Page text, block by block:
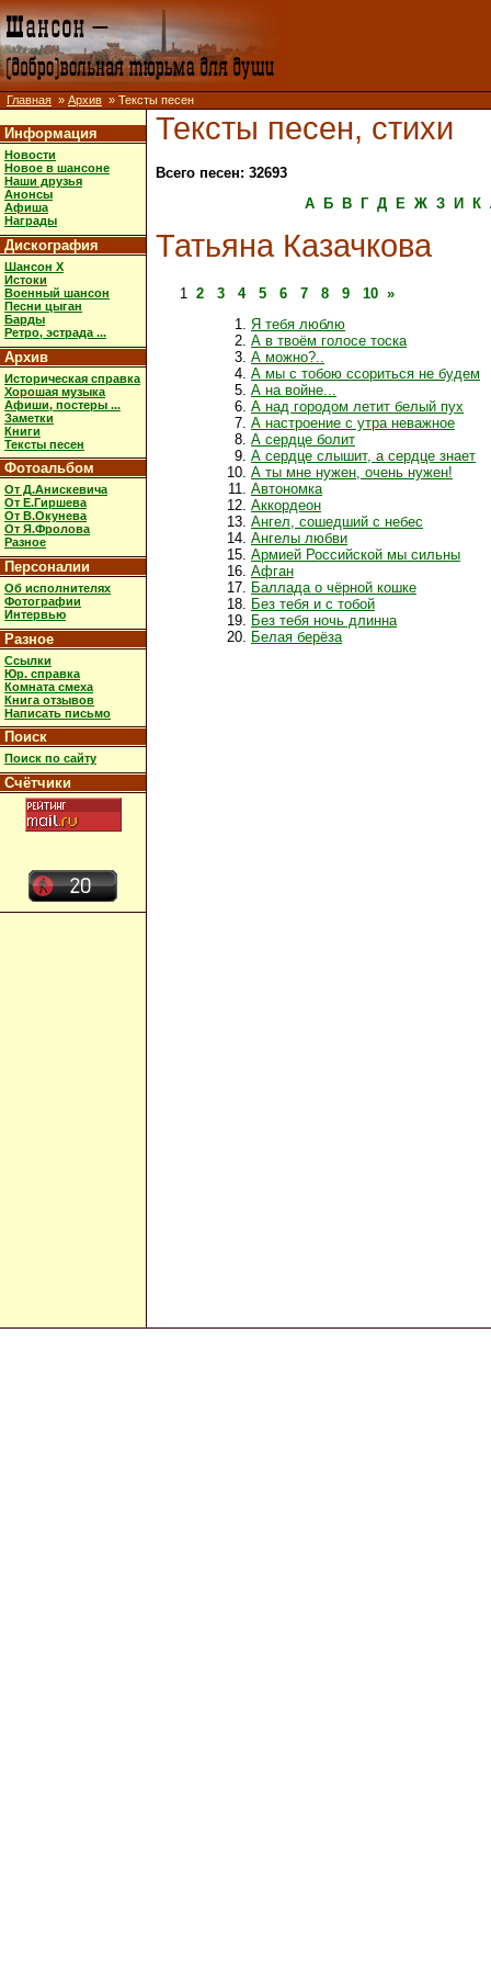
Главная » Архив » Тексты песен
Информация
Новости
Новое в шансоне
Наши друзья
Анонсы
Афиша
Награды
Дискография
Шансон X
Истоки
Военный шансон
Песни цыган
Барды
Ретро, эстрада ...
Архив
Историческая справка
Хорошая музыка
Афиши, постеры ...
Заметки
Книги
Тексты песен
Фотоальбом
От Д.Анискевича
От Е.Гиршева
От В.Окунева
От Я.Фролова
Разное
Персоналии
Об исполнителях
Фотографии
Интервью
Разное
Ссылки
Юр. справка
Комната смеха
Книга отзывов
Написать письмо
Поиск
Поиск по сайту
Счётчики
Тексты песен, стихи
Всего песен: 32693
А
Б В Г Д Е Ж З И К
Татьяна Казачкова
1 2 3 4 5 6 7 8 9 10 »
Я тебя люблю
А в твоём голосе тоска
А можно?..
А мы с тобою ссориться не будем
А на войне...
А над городом летит белый пух
А настроение с утра неважное
А сердце болит
А сердце слышит, а сердце знает
А ты мне нужен, очень нужен!
Автономка
Аккордеон
Ангел, сошедший с небес
Ангелы любви
Армией Российской мы сильны
Афган
Баллада о чёрной кошке
Без тебя и с тобой
Без тебя ночь длинна
Белая берёза